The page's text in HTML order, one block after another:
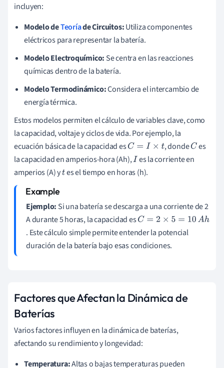
incluyen:
Modelo deTeoríade Circuitos:Utiliza componentes
eléctricos para representar la batería.
Modelo Electroquímico: Se centra en las reacciones
químicas dentro de la batería.
Modelo Termodinámico:Considera el intercambio de
energía térmica.
Estos modelos permiten el cálculo de variables clave, como
la capacidad, voltaje y ciclos de vida. Por ejemplo, la
ecuación básica de la capacidad esC= I×t , dondeC es
la capacidad en amperios-hora (Ah),I es la corriente en
amperios (A) yt es el tiempo en horas (h).
Ejemplo: Si una batería se descarga a una corriente de 2
A durante 5 horas, la capacidad esC
=
2
1
h
. Este cálculo simple permite entender la potencial
duración de la batería bajo esas condiciones.
Factores que Afectan la Dinámica de
Baterías
Varios factores influyen en la dinámica de baterías,
afectando su rendimiento y longevidad:
Temperatura:Altas o bajas temperaturas pueden